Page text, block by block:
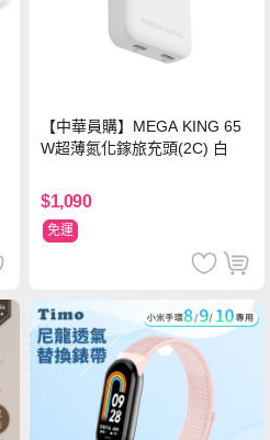
【中華員購】MEGA KING 65
W超薄氮化鎵旅充頭(2C) 白
$1,090
免運